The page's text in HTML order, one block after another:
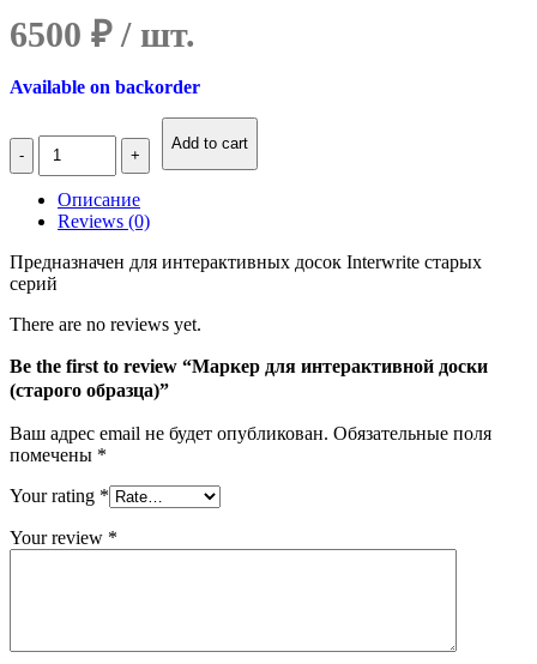
6500 ₽
Available on backorder
Количество
Маркер
интерактивной
доски
(старого
образца)
Add to cart
Описание
Reviews (0)
Предназначен для интерактивных досок Interwrite старых
серий
There are no reviews yet.
Be the first to review “Маркер для интерактивной доски
(старого образца)”
Ваш адрес email не будет опубликован. Обязательные поля
помечены *
Your rating *
Your review *